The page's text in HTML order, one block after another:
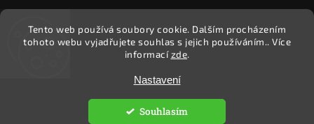
Tento web používá soubory cookie. Dalším procházením
tohoto webu vyjadřujete souhlas s jejich používáním.. Více
informacízde.
Nastavení
Souhlasím
Sledovat na Instagramu
Ekočlověk. Všechna práva vyhrazena.
Upravit nastavení cookies
Shoptet| DesignShoptak.cz.